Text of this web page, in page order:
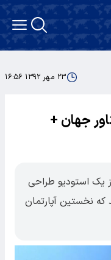
۲۳ مهر ۱۳۹۲ ۱۶:۵۶
جهان +
یک استودیو طراحی
که نخستین آپارتمان